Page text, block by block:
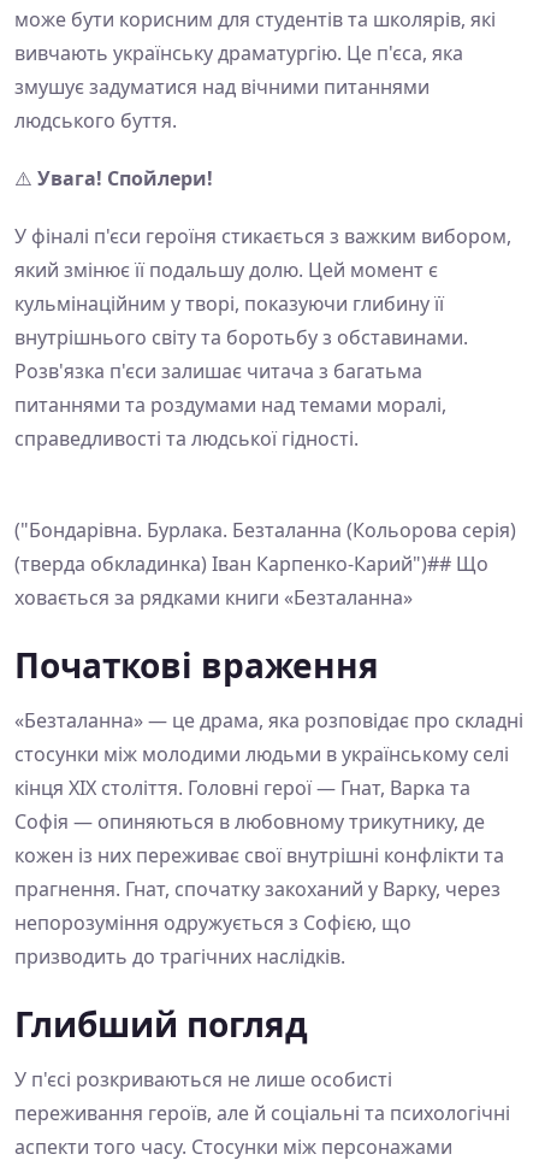
може бути корисним для студентів та школярів, які
вивчають українську драматургію. Це п'єса, яка
змушує задуматися над вічними питаннями
людського буття.
⚠️ Увага! Спойлери!
У фіналі п'єси героїня стикається з важким вибором,
який змінює її подальшу долю. Цей момент є
кульмінаційним у творі, показуючи глибину її
внутрішнього світу та боротьбу з обставинами.
Розв'язка п'єси залишає читача з багатьма
питаннями та роздумами над темами моралі,
справедливості та людської гідності.
("Бондарівна. Бурлака. Безталанна (Кольорова серія)
(тверда обкладинка) Іван Карпенко-Карий")## Що
ховається за рядками книги «Безталанна»
Початкові враження
«Безталанна» — це драма, яка розповідає про складні
стосунки між молодими людьми в українському селі
кінця XIX століття. Головні герої — Гнат, Варка та
Софія — опиняються в любовному трикутнику, де
кожен із них переживає свої внутрішні конфлікти та
прагнення. Гнат, спочатку закоханий у Варку, через
непорозуміння одружується з Софією, що
призводить до трагічних наслідків.
Глибший погляд
У п'єсі розкриваються не лише особисті
переживання героїв, але й соціальні та психологічні
аспекти того часу. Стосунки між персонажами